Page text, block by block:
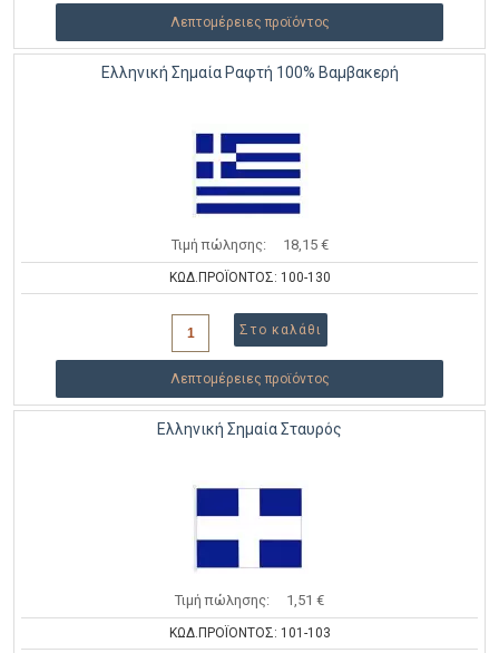
Λεπτομέρειες προϊόντος
Ελληνική Σημαία Ραφτή 100% Βαμβακερή
Τιμή πώλησης: 18,15 €
ΚΩΔ.ΠΡΟΪΟΝΤΟΣ: 100-130
Λεπτομέρειες προϊόντος
Ελληνική Σημαία Σταυρός
Τιμή πώλησης: 1,51 €
ΚΩΔ.ΠΡΟΪΟΝΤΟΣ: 101-103